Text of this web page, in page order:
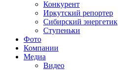
Конкурент
Иркутский репортер
Сибирский энергетик
Ступеньки
Фото
Компании
Медиа
Видео